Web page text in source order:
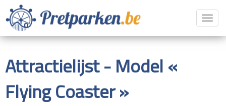
Attractielijst - Model «
Flying Coaster »